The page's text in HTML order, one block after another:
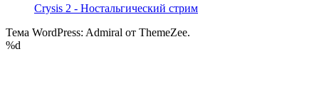
Crysis 2 - Ностальгический стрим
Тема WordPress: Admiral от ThemeZee.
%d